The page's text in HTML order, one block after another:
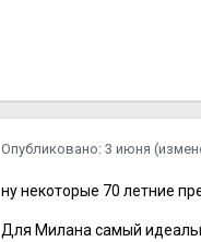
Опубликовано: 3 июня
ну некоторые 70 летние
Для Милана самый